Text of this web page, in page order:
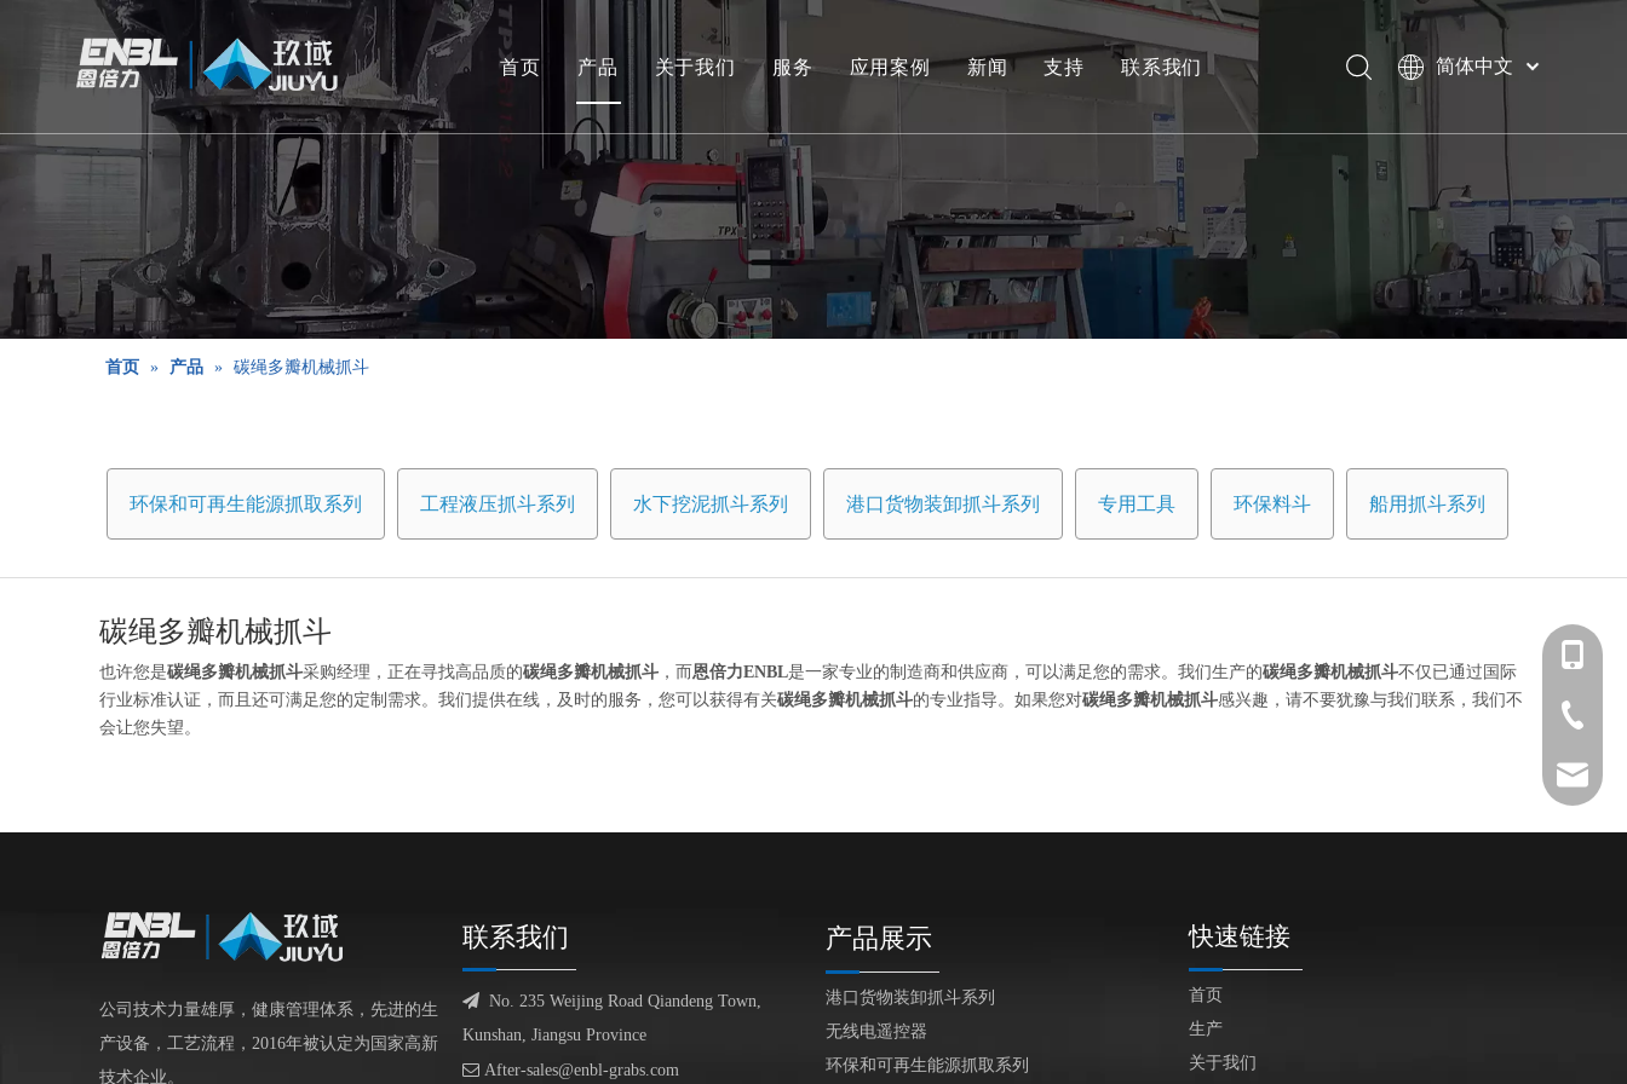
首页 产品
环保和可再生能源抓取系列
工程液压抓斗系列
环保料斗
水下挖泥抓斗系列
港口货物装卸抓斗系列
关于我们 服务 应用案例 新闻 支持 联系我们
简体中文
indonesia
Pусский
Français
العربية
English
首页 » 产品 » 碳绳多瓣机械抓斗
环保和可再生能源抓取系列 工程液压抓斗系列 水下挖泥抓斗系列 港口货物装卸抓斗系列 专用工具 环保料斗 船用抓斗系列
碳绳多瓣机械抓斗
也许您是碳绳多瓣机械抓斗采购经理，正在寻找高品质的碳绳多瓣机械抓斗 ，而恩倍力ENBL是一家专业的制造商和供应商，可以满足您的需求。我们生产的碳绳多瓣机械抓斗不仅已通过国际
行业标准认证，而且还可满足您的定制需求。我们提供在线，及时的服务，您可以获得有关碳绳多瓣机械抓斗的专业指导。如果您对碳绳多瓣机械抓斗感兴趣，请不要犹豫与我们联系，我们不
会让您失望。
+86
+86
+86 189-
+86-
After-
公司技术力量雄厚，健康管理体系，先进的生
产设备，工艺流程，2016年被认定为国家高新
技术企业。
联系我们
 No. 235 Weijing Road Qiandeng Town,
Kunshan, Jiangsu Province
 After-sales@enbl-grabs.com
产品展示
港口货物装卸抓斗系列
无线电遥控器
环保和可再生能源抓取系列
快速链接
首页
生产
关于我们